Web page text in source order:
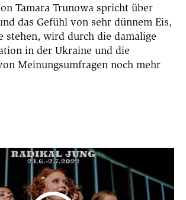
Tamara Trunowa spricht über
das Gefühl von sehr dünnem Eis,
stehen, wird durch die damalige
in der Ukraine und die
Meinungsumfragen noch mehr